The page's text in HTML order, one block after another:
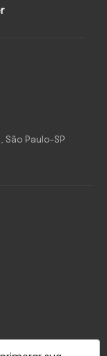
São Paulo-SP